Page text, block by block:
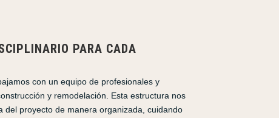
PARA CADA
con un equipo de profesionales y
y remodelación. Esta estructura nos
del proyecto de manera organizada, cuidando